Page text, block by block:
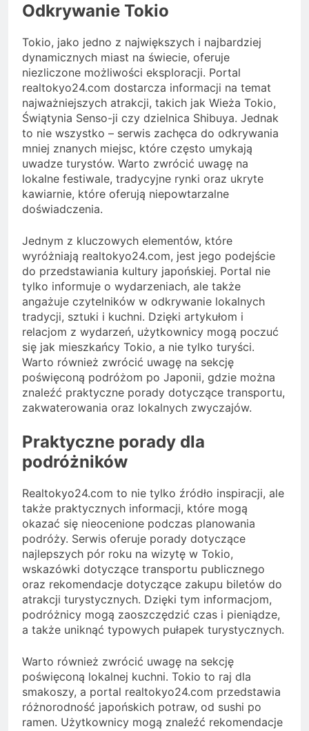
Odkrywanie Tokio
Tokio, jako jedno z największych i najbardziej
dynamicznych miast na świecie, oferuje
niezliczone możliwości eksploracji. Portal
realtokyo24.com dostarcza informacji na temat
najważniejszych atrakcji, takich jak Wieża Tokio,
Świątynia Senso-ji czy dzielnica Shibuya. Jednak
to nie wszystko – serwis zachęca do odkrywania
mniej znanych miejsc, które często umykają
uwadze turystów. Warto zwrócić uwagę na
lokalne festiwale, tradycyjne rynki oraz ukryte
kawiarnie, które oferują niepowtarzalne
doświadczenia.
Jednym z kluczowych elementów, które
wyróżniają realtokyo24.com, jest jego podejście
do przedstawiania kultury japońskiej. Portal nie
tylko informuje o wydarzeniach, ale także
angażuje czytelników w odkrywanie lokalnych
tradycji, sztuki i kuchni. Dzięki artykułom i
relacjom z wydarzeń, użytkownicy mogą poczuć
się jak mieszkańcy Tokio, a nie tylko turyści.
Warto również zwrócić uwagę na sekcję
poświęconą podróżom po Japonii, gdzie można
znaleźć praktyczne porady dotyczące transportu,
zakwaterowania oraz lokalnych zwyczajów.
Praktyczne porady dla
podróżników
Realtokyo24.com to nie tylko źródło inspiracji, ale
także praktycznych informacji, które mogą
okazać się nieocenione podczas planowania
podróży. Serwis oferuje porady dotyczące
najlepszych pór roku na wizytę w Tokio,
wskazówki dotyczące transportu publicznego
oraz rekomendacje dotyczące zakupu biletów do
atrakcji turystycznych. Dzięki tym informacjom,
podróżnicy mogą zaoszczędzić czas i pieniądze,
a także uniknąć typowych pułapek turystycznych.
Warto również zwrócić uwagę na sekcję
poświęconą lokalnej kuchni. Tokio to raj dla
smakoszy, a portal realtokyo24.com przedstawia
różnorodność japońskich potraw, od sushi po
ramen. Użytkownicy mogą znaleźć rekomendacje